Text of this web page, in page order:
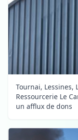
Tournai, Lessines,
Ressourcerie Le
un afflux de dons